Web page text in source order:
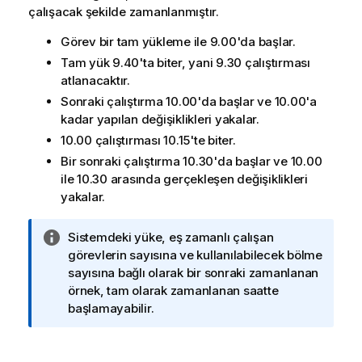
çalışacak şekilde zamanlanmıştır.
Görev bir tam yükleme ile 9.00'da başlar.
Tam yük 9.40'ta biter, yani 9.30 çalıştırması
atlanacaktır.
Sonraki çalıştırma 10.00'da başlar ve 10.00'a
kadar yapılan değişiklikleri yakalar.
10.00 çalıştırması 10.15'te biter.
Bir sonraki çalıştırma 10.30'da başlar ve 10.00
ile 10.30 arasında gerçekleşen değişiklikleri
yakalar.
B
i
l
g
i
Sistemdeki yüke, eş zamanlı çalışan
görevlerin sayısına ve kullanılabilecek bölme
sayısına bağlı olarak bir sonraki zamanlanan
örnek, tam olarak zamanlanan saatte
başlamayabilir.